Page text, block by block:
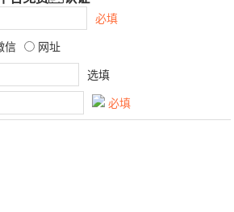
必填
信 网址
选填
必填